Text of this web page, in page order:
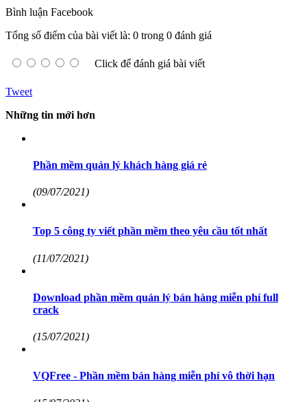
Bình luận Facebook
Tổng số điểm của bài viết là: 0 trong 0 đánh giá
Click để đánh giá bài viết
Tweet
Những tin mới hơn
Phần mềm quản lý khách hàng giá rẻ
(09/07/2021)
Top 5 công ty viết phần mềm theo yêu cầu tốt nhất
(11/07/2021)
Download phần mềm quản lý bán hàng miễn phí full
crack
(15/07/2021)
VQFree - Phần mềm bán hàng miễn phí vô thời hạn